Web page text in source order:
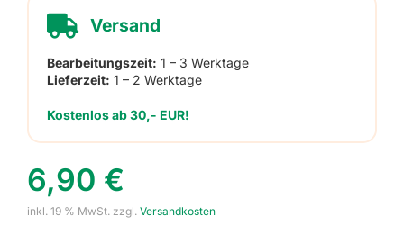
Versand
Bearbeitungszeit: 1 – 3 Werktage
Lieferzeit: 1 – 2 Werktage
Kostenlos ab 30,- EUR!
6,90 €
inkl. 19 % MwSt. zzgl. Versandkosten